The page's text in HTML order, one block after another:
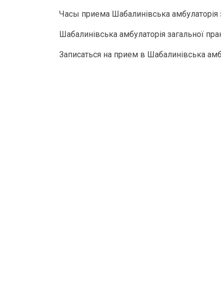
Часы приема Шабалинівська амбулаторія
Шабалинівська амбулаторія загальної
Записаться на прием в Шабалинівська